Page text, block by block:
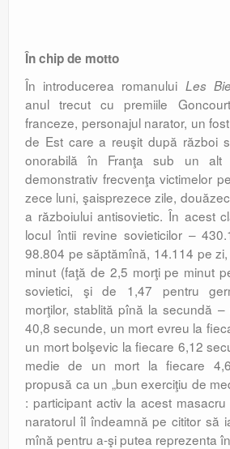
În chip de motto
În introducerea romanului Les
anul trecut cu premiile
franceze, personajul narator, un
de Est care a reuşit după război
onorabilă în Franţa sub un alt
demonstrativ frecvenţa victimelor
zece luni, şaisprezece zile,
a războiului antisovietic. În acest
locul întii revine sovieticilor –
98.804 pe săptămînă, 14.114 pe
minut (faţă de 2,5 morţi pe minut
sovietici, şi de 1,47 pentru
morţilor, stablită pînă la secundă
40,8 secunde, un mort evreu la
un mort bolşevic la fiecare 6,12
medie de un mort la fiecare
propusă ca un „bun exerciţiu de
: participant activ la acest
naratorul îl îndeamnă pe cititor să
mînă pentru a-şi putea reprezenta